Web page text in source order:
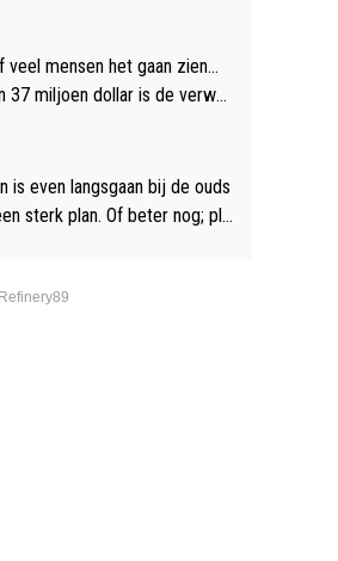
mensen het gaan zien...
37 miljoen dollar is de verwa
is even langsgaan bij de ouds
Of beter nog; pla